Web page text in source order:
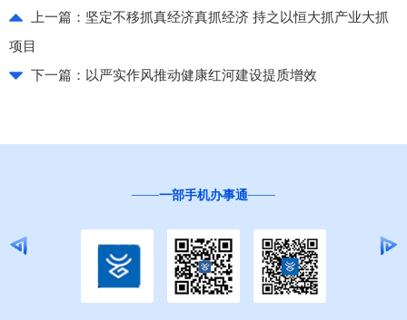
上一篇： 坚定不移抓真经济真抓经济 持之以恒大抓产业大抓
项目
下一篇： 以严实作风推动健康红河建设提质增效
一部手机办事通